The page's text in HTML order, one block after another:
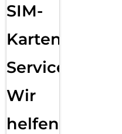
SIM-
Karten
Service:
Wir
helfen